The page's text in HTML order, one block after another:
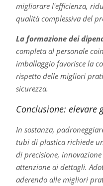
migliorare l'efficienza,
qualità complessiva del
La formazione dei
completa al personale
imballaggio favorisce la
rispetto delle migliori
sicurezza.
Conclusione:
In sostanza,
tubi di plastica richiede
di precisione,
attenzione ai dettagli.
aderendo alle migliori